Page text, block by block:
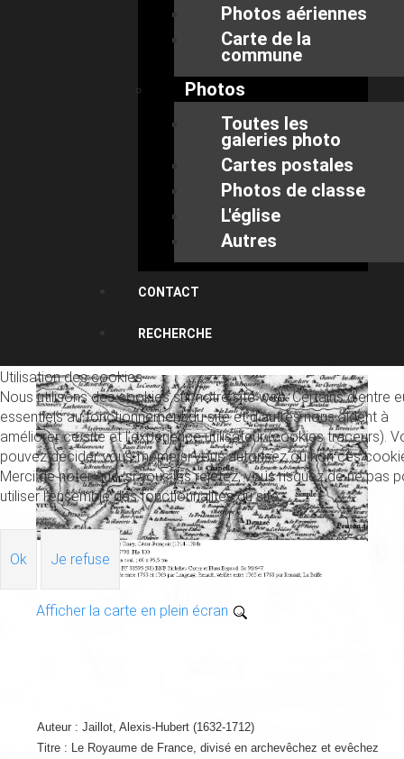
Photos aériennes
Carte de la
commune
Photos
Toutes les
galeries photo
Cartes postales
Photos de classe
L'église
Autres
CONTACT
RECHERCHE
Afficher la carte en plein écran
Auteur : Jaillot, Alexis-Hubert (1632-1712)
Titre : Le Royaume de France, divisé en archevêchez et evêchez
Utilisation des cookies
Nous utilisons des cookies sur notre site web. Certains d’entre
essentiels au fonctionnement du site et d’autres nous aident à
améliorer ce site et l’expérience utilisateur (cookies traceurs).
pouvez décider vous-même si vous autorisez ou non ces
Merci de noter que, si vous les rejetez, vous risquez de ne pas
utiliser l’ensemble des fonctionnalités du site.
Ok Je refuse